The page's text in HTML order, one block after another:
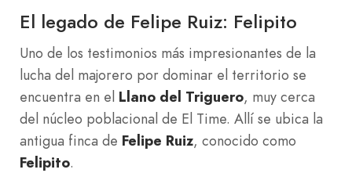
El legado de Felipe Ruiz: Felipito
Uno de los testimonios más impresionantes de la
lucha del majorero por dominar el territorio se
encuentra en el Llano del Triguero, muy cerca
del núcleo poblacional de El Time. Allí se ubica la
antigua finca de Felipe Ruiz, conocido como
Felipito.